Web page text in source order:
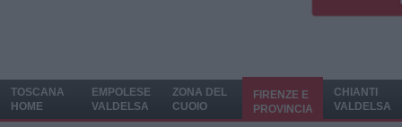
TOSCANA
HOME
EMPOLESE
VALDELSA
ZONA DEL
CUOIO
FIRENZE E
PROVINCIA
CHIANTI
VALDELSA